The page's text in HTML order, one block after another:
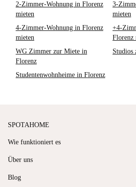
2-Zimmer-Wohnung in Florenz
mieten
3-
mieten
4-Zimmer-Wohnung in Florenz
mieten
+4-
Florenz
WG Zimmer zur Miete in
Florenz
Studios
Studentenwohnheime in Florenz
SPOTAHOME
Wie funktioniert es
Über uns
Blog